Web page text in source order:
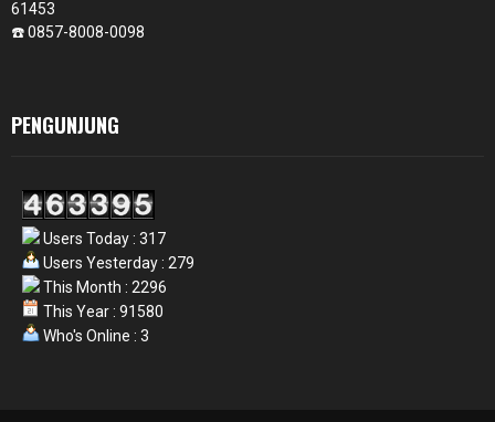
61453
☎️ 0857-8008-0098
PENGUNJUNG
Users Today : 317
Users Yesterday : 279
This Month : 2296
This Year : 91580
Who's Online : 3